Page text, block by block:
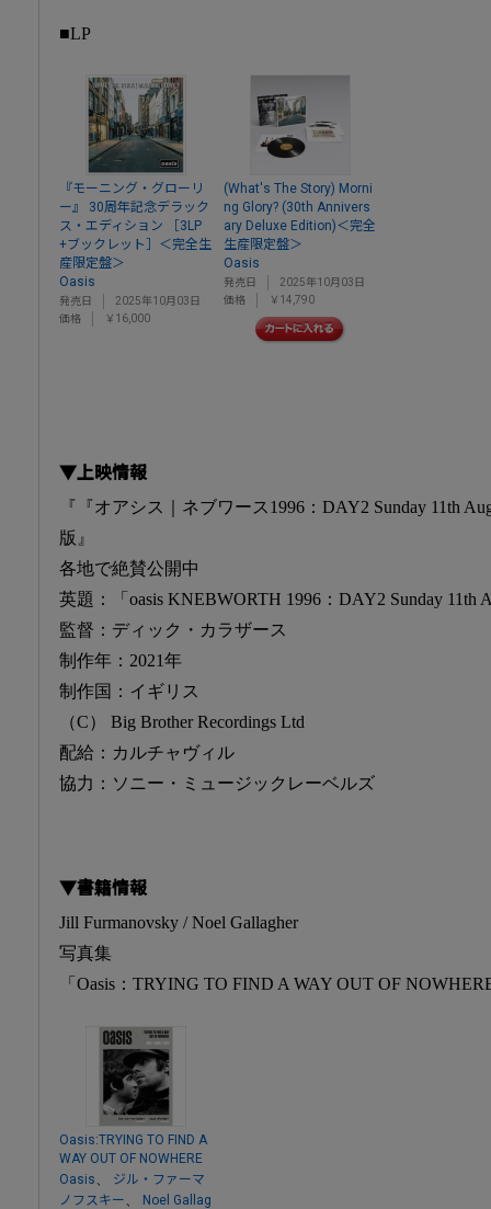
■LP
『モーニング・グローリ
ー』 30周年記念デラック
ス・エディション ［3LP
+ブックレット］＜完全生
産限定盤＞
Oasis
発売日
2025年10月03日
価格
￥16,000
(What's The Story) Morni
ng Glory? (30th Annivers
ary Deluxe Edition)＜完全
生産限定盤＞
Oasis
発売日
2025年10月03日
価格
￥14,790
▼上映情報
『『オアシス｜ネブワース1996：DAY2 Sunday 11th
版』
各地で絶賛公開中
英題：「oasis KNEBWORTH 1996：DAY2 Sunday 11th
監督：ディック・カラザース
制作年：2021年
制作国：イギリス
（C） Big Brother Recordings Ltd
配給：カルチャヴィル
協力：ソニー・ミュージックレーベルズ
▼書籍情報
Jill Furmanovsky / Noel Gallagher
写真集
「Oasis：TRYING TO FIND A WAY OUT OF
Oasis:TRYING TO FIND A
WAY OUT OF NOWHERE
Oasis
ジル・ファーマ
ノフスキー
Noel Gallag